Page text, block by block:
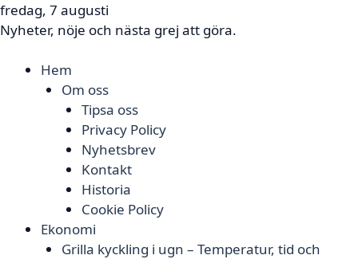
fredag, 7 augusti
Nyheter, nöje och nästa grej att göra.
Hem
Om oss
Tipsa oss
Privacy Policy
Nyhetsbrev
Kontakt
Historia
Cookie Policy
Ekonomi
Grilla kyckling i ugn – Temperatur, tid och